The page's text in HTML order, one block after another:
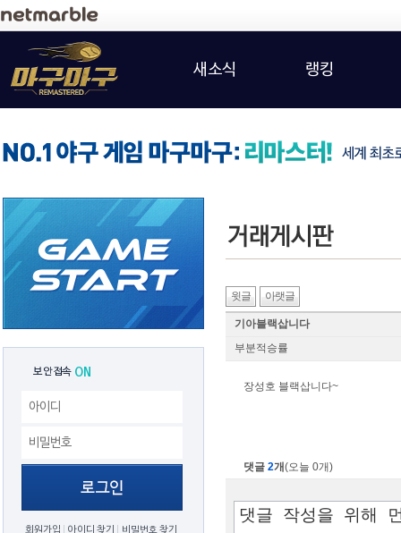
새소식 랭킹
보안접속 ON
회원가입 아이디 찾기 비밀번호 찾기
윗글 아랫글
기아블랙삽니다
부분적승률
장성호 블랙삽니다~
댓글 2개(오늘 0개)